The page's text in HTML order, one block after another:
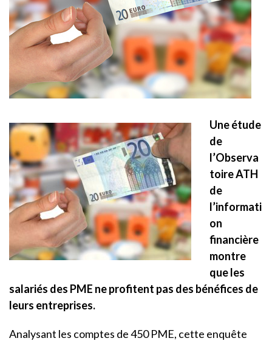
Une étude
de
l’Observa
toire ATH
de
l’informati
on
financière
montre
que les
salariés des PME ne profitent pas des bénéfices de
leurs entreprises.
Analysant les comptes de 450 PME, cette enquête